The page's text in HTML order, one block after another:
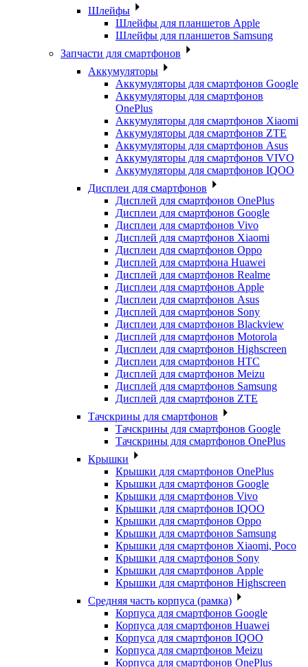
Шлейфы
Шлейфы для планшетов Apple
Шлейфы для планшетов Samsung
Запчасти для смартфонов
Аккумуляторы
Аккумуляторы для смартфонов Google
Аккумуляторы для смартфонов
OnePlus
Аккумуляторы для смартфонов Xiaomi
Аккумуляторы для смартфонов ZTE
Аккумуляторы для cмартфонов Asus
Аккумуляторы для смартфонов VIVO
Аккумуляторы для смартфонов IQOO
Дисплеи для смартфонов
Дисплей для смартфонов OnePlus
Дисплеи для смартфонов Google
Дисплеи для смартфонов Vivo
Дисплей для смартфонов Xiaomi
Дисплеи для смартфонов Oppo
Дисплей для смартфона Huawei
Дисплей для смартфонов Realme
Дисплеи для смартфонов Apple
Дисплеи для смартфонов Asus
Дисплей для смартфонов Sony
Дисплеи для смартфонов Blackview
Дисплей для смартфонов Motorola
Дисплеи для смартфонов Highscreen
Дисплеи для смартфонов HTC
Дисплей для смартфонов Meizu
Дисплей для смартфонов Samsung
Дисплей для смартфонов ZTE
Тачскрины для смартфонов
Тачскрины для смартфонов Google
Тачскрины для смартфонов OnePlus
Крышки
Крышки для смартфонов OnePlus
Крышки для смартфонов Google
Крышки для смартфонов Vivo
Крышки для смартфонов IQOO
Крышки для смартфонов Oppo
Крышки для смартфонов Samsung
Крышки для смартфонов Xiaomi, Poco
Крышки для смартфонов Sony
Крышки для смартфонов Apple
Крышки для смартфонов Highscreen
Средняя часть корпуса (рамка)
Корпуса для смартфонов Google
Корпуса для смартфонов Huawei
Корпуса для смартфонов IQOO
Корпуса для смартфонов Meizu
Корпуса для смартфонов OnePlus